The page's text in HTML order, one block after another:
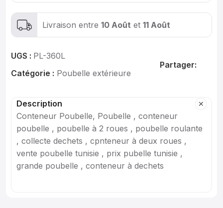
Livraison entre 10 Août et 11 Août
UGS : PL-360L
Catégorie : Poubelle extérieure
Partager:
Description
Conteneur Poubelle, Poubelle , conteneur
poubelle , poubelle à 2 roues , poubelle roulante
, collecte dechets , cpnteneur à deux roues ,
vente poubelle tunisie , prix pubelle tunisie ,
grande poubelle , conteneur à dechets